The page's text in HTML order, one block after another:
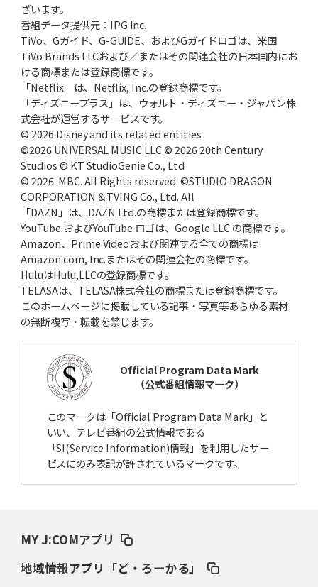
ざいます。
番組データ提供元：IPG Inc.
TiVo、Gガイド、G-GUIDE、およびGガイドロゴは、米国
TiVo Brands LLCおよび／またはその関連会社の日本国内にお
ける商標または登録商標です。
「Netflix」は、Netflix, Inc.の登録商標です。
「ディズニープラス」は、ウォルト・ディズニー・ジャパン株
式会社が運営するサービスです。
© 2026 Disney and its related entities
©2026 UNIVERSAL MUSIC LLC © 2026 20th Century
Studios © KT StudioGenie Co., Ltd
© 2026. MBC. All Rights reserved. ©STUDIO DRAGON
CORPORATION & TVING Co., Ltd. All
「DAZN」は、DAZN Ltd.の商標または登録商標です。
YouTube およびYouTube ロゴは、Google LLC の商標です。
Amazon、Prime Videoおよび関連する全ての商標は
Amazon.com, Inc.またはその関連会社の商標です。
HuluはHulu,LLCの登録商標です。
TELASAは、TELASA株式会社の商標または登録商標です。
このホームページに掲載している記事・写真等あらゆる素材
の無断複写・転載を禁じます。
Official Program Data Mark
（公式番組情報マーク）
このマークは「Official Program Data Mark」と
いい、テレビ番組の公式情報である
「SI(Service Information)情報」を利用したサー
ビスにのみ表記が許されているマークです。
MY J:COMアプリ
地域情報アプリ「ど・ろーかる」